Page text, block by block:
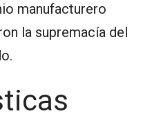
manufacturero
la supremacía del